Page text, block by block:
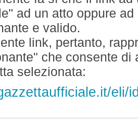
ad un atto oppure
e valido.
link, pertanto,
che consente
selezionata:
eli/